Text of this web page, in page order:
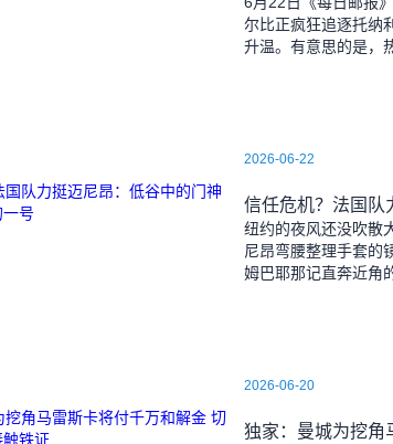
尔比正疯狂追逐托纳
升温。有意思的是，
2026-06-22
纽约的夜风还没吹散
尼昂弯腰整理手套
姆巴耶那记直奔近角
2026-06-20